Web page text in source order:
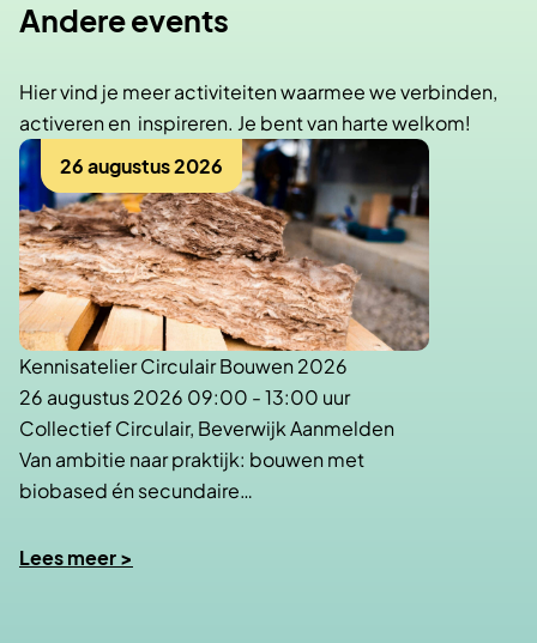
Andere events
Hier vind je meer activiteiten waarmee we verbinden,
activeren en inspireren. Je bent van harte welkom!
26 augustus 2026
Kennisatelier Circulair Bouwen 2026
26 augustus 2026 09:00 - 13:00 uur
Collectief Circulair, Beverwijk Aanmelden
Van ambitie naar praktijk: bouwen met
biobased én secundaire…
Lees meer >